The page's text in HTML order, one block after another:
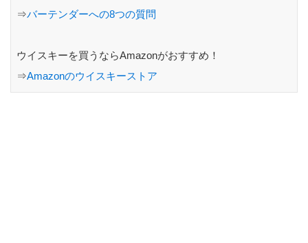
⇒バーテンダーへの8つの質問
ウイスキーを買うならAmazonがおすすめ！
⇒Amazonのウイスキーストア